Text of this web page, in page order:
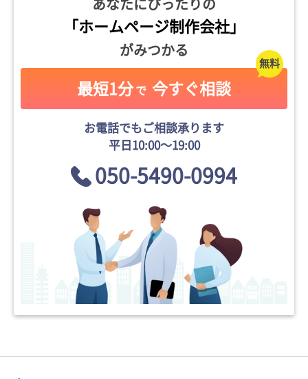
あなたにぴったりの
「ホームページ制作会社」
がみつかる
最短1分 で 今すぐ相談
お電話でもご相談承ります
平日10:00〜19:00
050-5490-0994